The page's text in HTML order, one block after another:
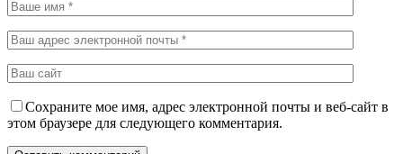
Сохраните мое имя, адрес электронной почты и веб-сайт в
этом браузере для следующего комментария.